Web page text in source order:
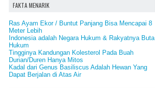
FAKTA MENARIK
Ras Ayam Ekor / Buntut Panjang Bisa Mencapai 8
Meter Lebih
Indonesia adalah Negara Hukum & Rakyatnya Buta
Hukum
Tingginya Kandungan Kolesterol Pada Buah
Durian/Duren Hanya Mitos
Kadal dari Genus Basiliscus Adalah Hewan Yang
Dapat Berjalan di Atas Air